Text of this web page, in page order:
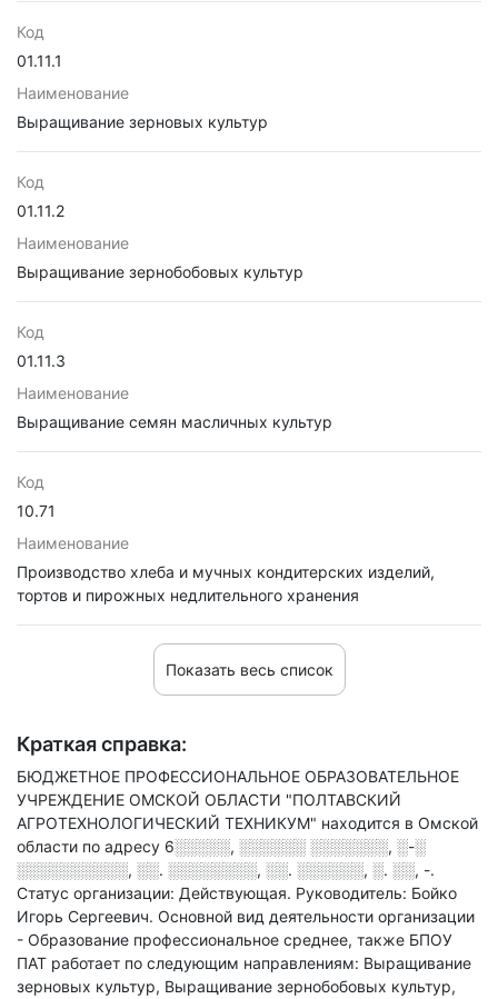
Код
01.11.1
Наименование
Выращивание зерновых культур
Код
01.11.2
Наименование
Выращивание зернобобовых культур
Код
01.11.3
Наименование
Выращивание семян масличных культур
Код
10.71
Наименование
Производство хлеба и мучных кондитерских изделий,
тортов и пирожных недлительного хранения
Показать весь список
Краткая справка:
БЮДЖЕТНОЕ ПРОФЕССИОНАЛЬНОЕ ОБРАЗОВАТЕЛЬНОЕ
УЧРЕЖДЕНИЕ ОМСКОЙ ОБЛАСТИ "ПОЛТАВСКИЙ
АГРОТЕХНОЛОГИЧЕСКИЙ ТЕХНИКУМ" находится в Омской
области по адресу 6░░░░░, ░░░░░░ ░░░░░░░, ░-░
░░░░░░░░░░, ░░. ░░░░░░░░, ░░. ░░░░░░, ░. ░░, -.
Статус организации: Действующая. Руководитель: Бойко
Игорь Сергеевич. Основной вид деятельности организации
- Образование профессиональное среднее, также БПОУ
ПАТ работает по следующим направлениям: Выращивание
зерновых культур, Выращивание зернобобовых культур,